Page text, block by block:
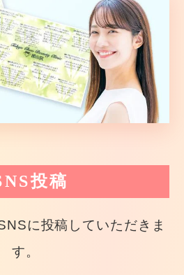
投稿
に投稿していただきま
す。